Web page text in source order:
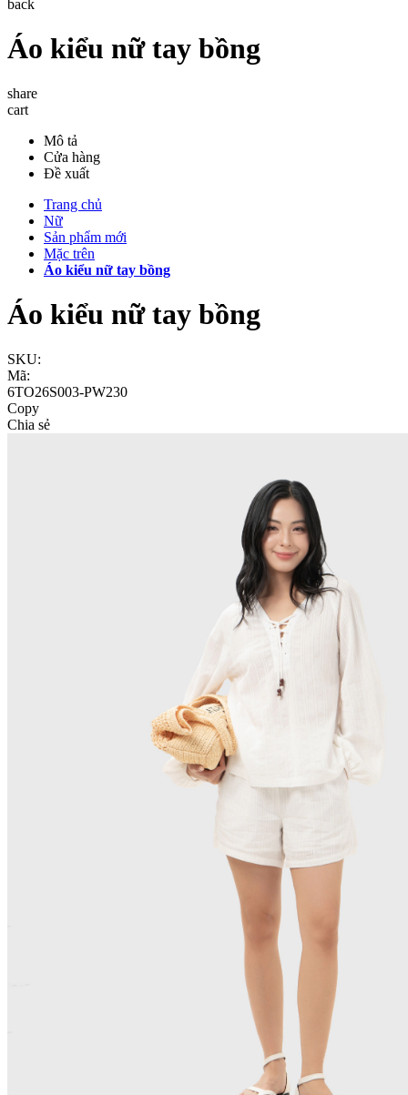
back
Áo kiểu nữ tay bồng
share
cart
Mô tả
Cửa hàng
Đề xuất
Trang chủ
Nữ
Sản phẩm mới
Mặc trên
Áo kiểu nữ tay bồng
Áo kiểu nữ tay bồng
SKU:
Mã:
6TO26S003-PW230
Copy
Chia sẻ